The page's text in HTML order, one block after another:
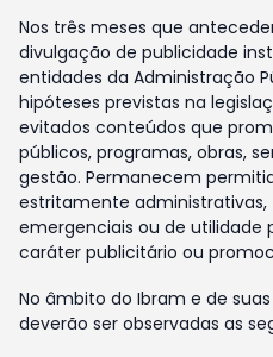
Nos três meses que
divulgação de publicidade
entidades da Administração
hipóteses previstas na
evitados conteúdos que
públicos, programas, obras,
gestão. Permanecem
estritamente administrativas,
emergenciais ou de utilidade
caráter publicitário ou
No âmbito do Ibram e de
deverão ser observadas as